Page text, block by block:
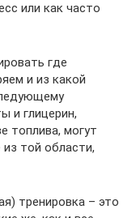
или как часто
где
и из какой
и глицерин,
топлива, могут
той области,
тренировка – это